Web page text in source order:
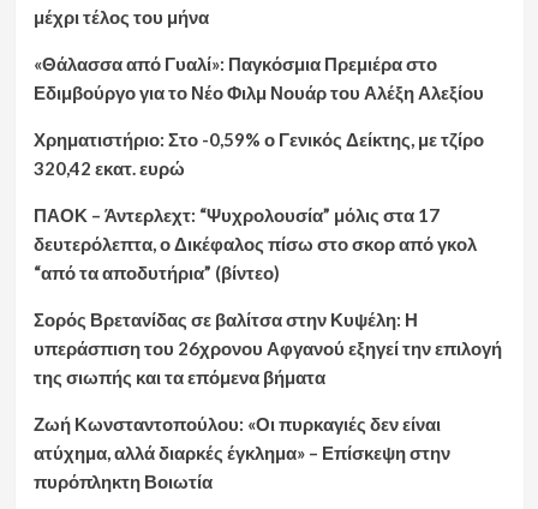
μέχρι τέλος του μήνα
«Θάλασσα από Γυαλί»: Παγκόσμια Πρεμιέρα στο
Εδιμβούργο για το Νέο Φιλμ Νουάρ του Αλέξη Αλεξίου
Χρηματιστήριο: Στο -0,59% ο Γενικός Δείκτης, με τζίρο
320,42 εκατ. ευρώ
ΠΑΟΚ – Άντερλεχτ: “Ψυχρολουσία” μόλις στα 17
δευτερόλεπτα, ο Δικέφαλος πίσω στο σκορ από γκολ
“από τα αποδυτήρια” (βίντεο)
Σορός Βρετανίδας σε βαλίτσα στην Κυψέλη: Η
υπεράσπιση του 26χρονου Αφγανού εξηγεί την επιλογή
της σιωπής και τα επόμενα βήματα
Ζωή Κωνσταντοπούλου: «Οι πυρκαγιές δεν είναι
ατύχημα, αλλά διαρκές έγκλημα» – Επίσκεψη στην
πυρόπληκτη Βοιωτία